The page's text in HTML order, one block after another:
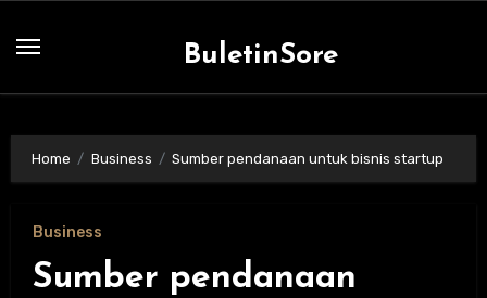
BuletinSore
Home Business Sumber pendanaan untuk bisnis startup
Business
Sumber pendanaan